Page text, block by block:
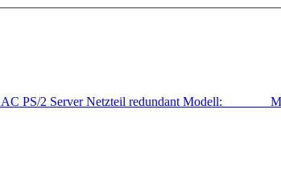
2AC PS/2 Server Netzteil redundant